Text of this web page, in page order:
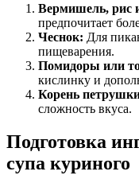
Вермишель, рис
предпочитает
Чеснок: Для
пищеварения.
Помидоры или
кислинку и
Корень
сложность вкуса.
Подготовка
супа куриного